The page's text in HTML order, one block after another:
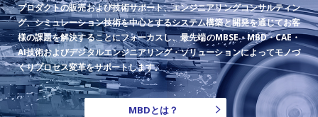
プロダクトの販売および技術サポート、エンジニアリングコンサルティン
グ、シミュレーション技術を中心とするシステム構築と開発を通じてお客
様の課題を解決することにフォーカスし、最先端のMBSE・MBD・CAE・
AI技術およびデジタルエンジニアリング・ソリューションによってモノづ
くりプロセス変革をサポートします。
MBDとは？